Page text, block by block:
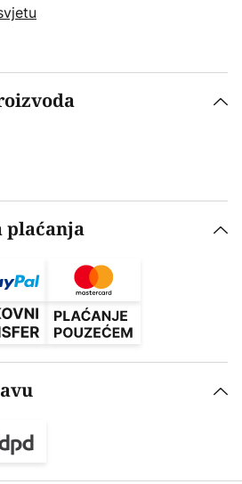
plaćanja